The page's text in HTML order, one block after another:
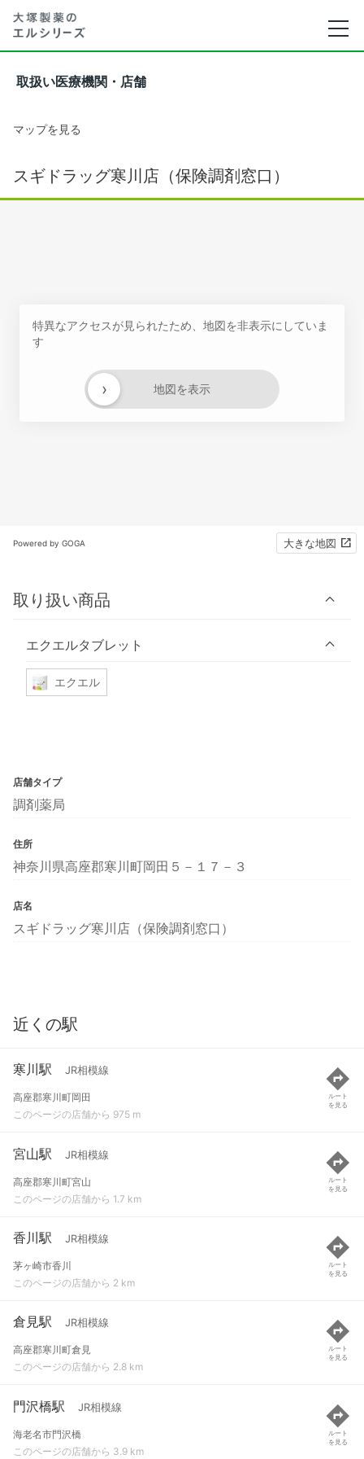
取扱い医療機関・店舗
マップを見る
スギドラッグ寒川店（保険調剤窓口）
特異なアクセスが見られたため、地図を非表示にしていま
す
地図を表示
›
Powered by GOGA 大きな地図
取り扱い商品
エクエルタブレット
エクエル
店舗タイプ
調剤薬局
住所
神奈川県高座郡寒川町岡田５－１７－３
店名
スギドラッグ寒川店（保険調剤窓口）
近くの駅
寒川駅 JR相模線
高座郡寒川町岡田
このページの店舗から 975 m
ルート
を見る
宮山駅 JR相模線
高座郡寒川町宮山
このページの店舗から 1.7 km
ルート
を見る
香川駅 JR相模線
茅ヶ崎市香川
このページの店舗から 2 km
ルート
を見る
倉見駅 JR相模線
高座郡寒川町倉見
このページの店舗から 2.8 km
ルート
を見る
門沢橋駅 JR相模線
海老名市門沢橋
このページの店舗から 3.9 km
ルート
を見る